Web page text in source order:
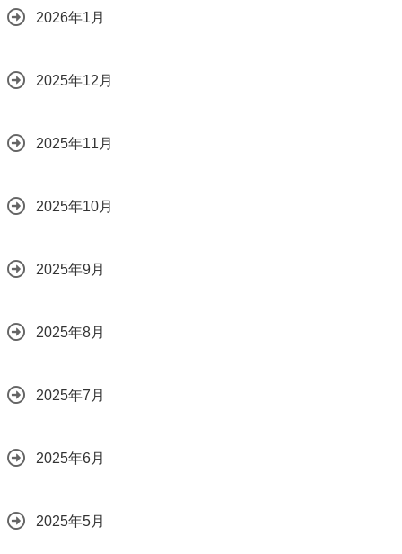
2026年1月
2025年12月
2025年11月
2025年10月
2025年9月
2025年8月
2025年7月
2025年6月
2025年5月